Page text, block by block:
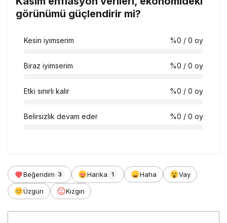
görünümü güçlendirir mi?
Kesin iyimserim %0 / 0 oy
Biraz iyimserim %0 / 0 oy
Etki sınırlı kalır %0 / 0 oy
Belirsizlik devam eder %0 / 0 oy
Beğendim 3 Harika 1 Haha Vay
Üzgün Kızgın